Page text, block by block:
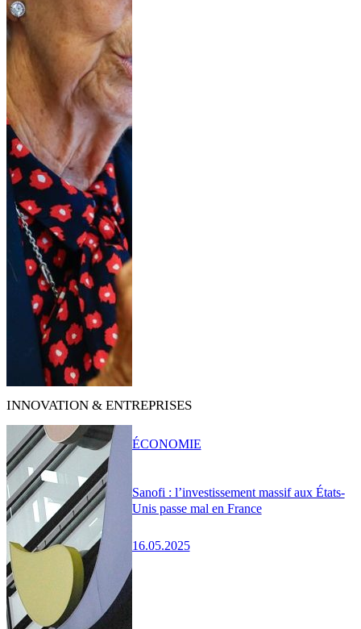
INNOVATION & ENTREPRISES
Sanofi : l’investissement massif aux États-
Unis passe mal en France
16.05.2025
ÉCONOMIE